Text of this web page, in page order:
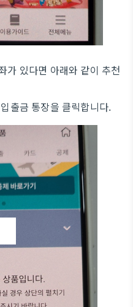
가 있다면 아래와 같이 추천
출금 통장을 클릭합니다.